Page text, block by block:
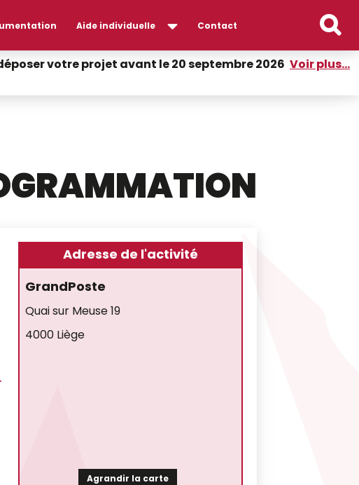
Aide individuelle Contact
votre projet avant le 20 septembre 2026 Voir plus...
Adresse de l'activité
GrandPoste
Quai sur Meuse 19
4000 Liège
Agrandir la carte